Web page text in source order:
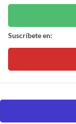
Suscríbete en: